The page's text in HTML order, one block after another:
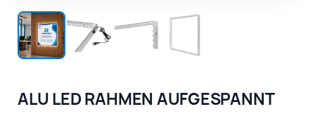
ALU LED RAHMEN AUFGESPANNT